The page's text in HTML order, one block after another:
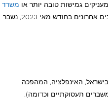
גמישות טובה יותר או משרד
, הצפון והדרום. הקיפאון לא פסח גם על נדל"ן למגורים, כאשר לפי נתונים אחרונים בחודש מאי 2023, נשבר
בישראל, האינפלציה, המהפכה
תעסוקתיים וכדומה).